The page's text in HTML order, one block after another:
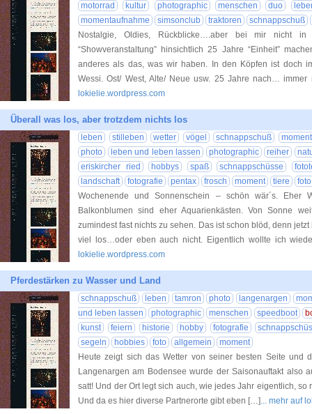
motorrad
kultur photographic menschen duo
momentaufnahme
simsonclub traktoren
schnappschuß
Nostalgie, Oldies, Rückblicke….aber bei mir nicht
“Showveranstaltung” hinsichtlich 25 Jahre “Einheit”
anderes als das, was wir haben. In den Köpfen ist doch
Wessi. Ost/ West, Alte/ Neue usw. 25 Jahre nach… immer
lokielie.wordpress.com
Überall was los, aber trotzdem nichts los
leben stilleben wetter vögel schnappschuß
photo
leben und leben lassen photographic reiher
eriskircher ried
hobbys spaß schnappschüsse
landschaft
fotografie pentax frosch moment tiere
foto
Wochenende und Sonnenschein – schön wär´s. Eher
Balkonblumen sind eher Aquarienkästen. Von Sonne
zumindest fast nichts zu sehen. Das ist schon blöd, denn
viel los…oder eben auch nicht. Eigentlich wollte ich
lokielie.wordpress.com
Pferdestärken zu Wasser und Land
schnappschuß leben tamron photo langenargen
und leben lassen
photographic menschen speedboot
kunst
feiern historie hobby fotografie
segeln
hobbies foto allgemein
moment
Heute zeigt sich das Wetter von seiner besten Seite und
Langenargen am Bodensee wurde der Saisonauftakt also
satt! Und der Ort legt sich auch, wie jedes Jahr eigentlich, so
Und da es hier diverse Partnerorte gibt eben […]... mehr auf